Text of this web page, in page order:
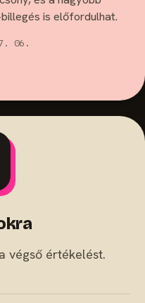
is előfordulhat.
06.
végső értékelést.